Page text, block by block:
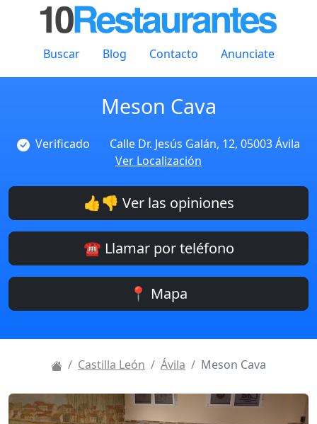
Buscar Blog Contacto Anunciate
Meson Cava
Verificado
Calle Dr. Jesús Galán, 12, 05003 Ávila
Ver Localización
👍👎 Ver las opiniones
☎️ Llamar por teléfono
📍 Mapa
Castilla León Ávila Meson Cava